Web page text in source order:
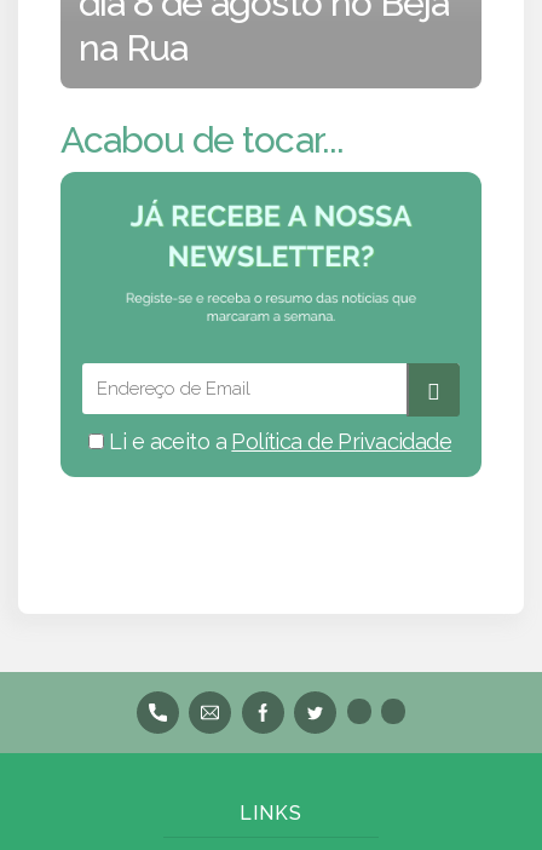
na Rua
Acabou de tocar...
Li e aceito a Política de Privacidade
LINKS